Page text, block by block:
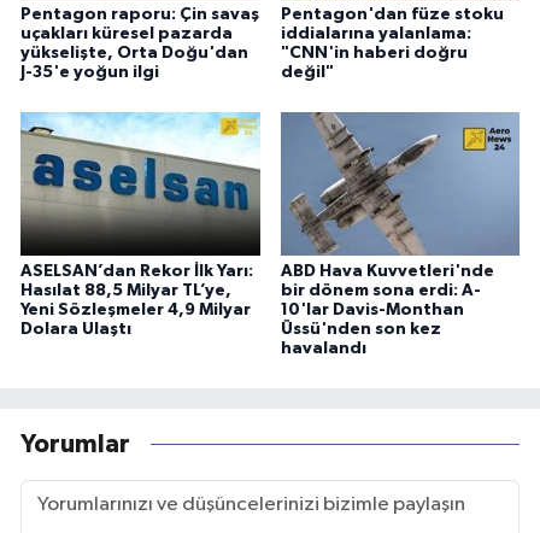
Pentagon raporu: Çin savaş
uçakları küresel pazarda
yükselişte, Orta Doğu'dan
J-35'e yoğun ilgi
Pentagon'dan füze stoku
iddialarına yalanlama:
"CNN'in haberi doğru
değil"
ASELSAN’dan Rekor İlk Yarı:
Hasılat 88,5 Milyar TL’ye,
Yeni Sözleşmeler 4,9 Milyar
Dolara Ulaştı
ABD Hava Kuvvetleri'nde
bir dönem sona erdi: A-
10'lar Davis-Monthan
Üssü'nden son kez
havalandı
Yorumlar